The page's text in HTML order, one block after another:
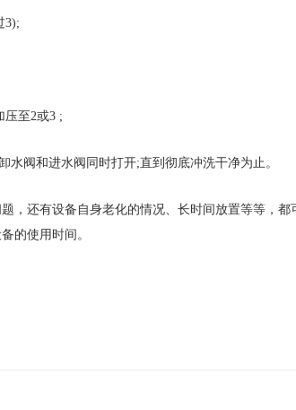
3);
至2或3 ;
阀和进水阀同时打开;直到彻底冲洗干净为止。
还有设备自身老化的情况、长时间放置等等，都
的使用时间。